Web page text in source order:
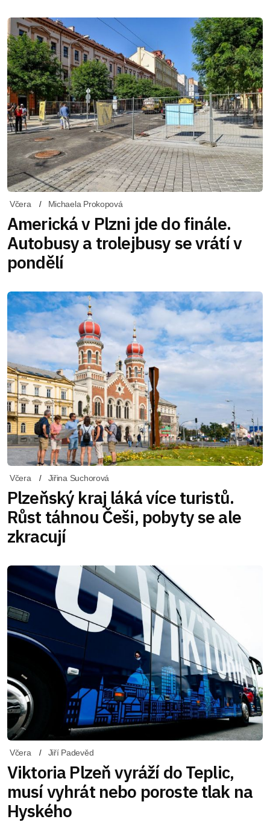
Včera Michaela Prokopová
Americká v Plzni jde do finále.
Autobusy a trolejbusy se vrátí v
pondělí
Včera Jiřina Suchorová
Plzeňský kraj láká více turistů.
Růst táhnou Češi, pobyty se ale
zkracují
Včera Jiří Padevěd
Viktoria Plzeň vyráží do Teplic,
musí vyhrát nebo poroste tlak na
Hyského